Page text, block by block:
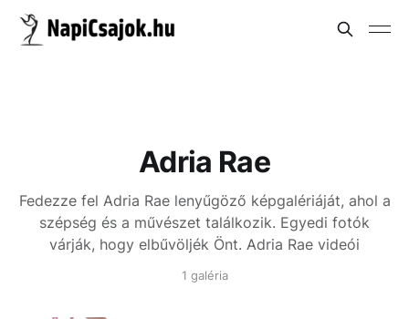
Adria Rae
Fedezze fel Adria Rae lenyűgöző képgalériáját, ahol a
szépség és a művészet találkozik. Egyedi fotók
várják, hogy elbűvöljék Önt. Adria Rae videói
1 galéria